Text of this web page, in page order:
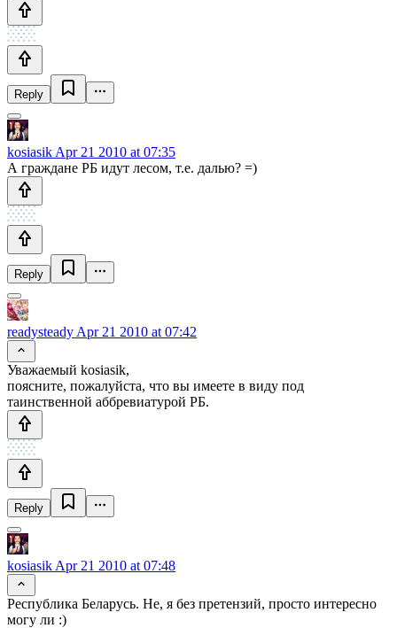
Reply
kosiasik Apr 21 2010 at 07:35
А граждане РБ идут лесом, т.е. далью? =)
Reply
readysteady Apr 21 2010 at 07:42
Уважаемый kosiasik,
поясните, пожалуйста, что вы имеете в виду под
таинственной аббревиатурой РБ.
Reply
kosiasik Apr 21 2010 at 07:48
Республика Беларусь. Не, я без претензий, просто интересно
могу ли :)